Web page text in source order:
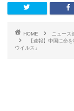
HOME ニュース
【速報】中国に命
ウイルス」